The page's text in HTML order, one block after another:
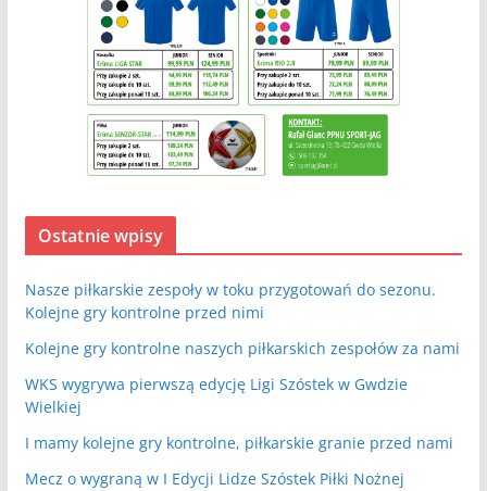
Ostatnie wpisy
Nasze piłkarskie zespoły w toku przygotowań do sezonu.
Kolejne gry kontrolne przed nimi
Kolejne gry kontrolne naszych piłkarskich zespołów za nami
WKS wygrywa pierwszą edycję Ligi Szóstek w Gwdzie
Wielkiej
I mamy kolejne gry kontrolne, piłkarskie granie przed nami
Mecz o wygraną w I Edycji Lidze Szóstek Piłki Nożnej